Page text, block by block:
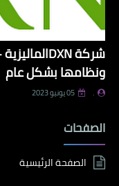
ونظامها بشكل عام
. 05 يونيو 2023
الصفحات
الصفحة الرئيسية